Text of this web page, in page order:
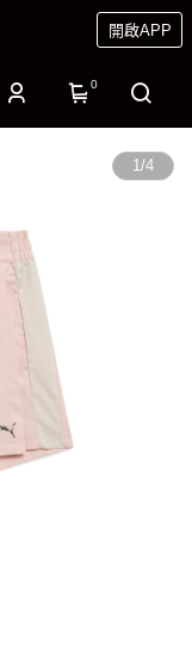
開啟APP
0
1/4